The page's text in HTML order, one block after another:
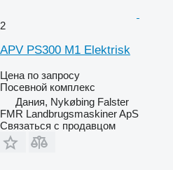
2
APV PS300 M1 Elektrisk
Цена по запросу
Посевной комплекс
Дания, Nykøbing Falster
FMR Landbrugsmaskiner ApS
Связаться с продавцом